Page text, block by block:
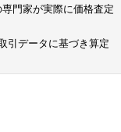
門家が実際に価格査定
引データに基づき算定